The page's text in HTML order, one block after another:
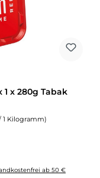
x 280g Tabak
1 Kilogramm)
ab 50 €